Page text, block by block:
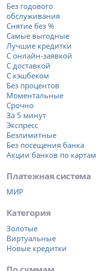
Без годового
обслуживания
Снятие без %
Самые выгодные
Лучшие кредитки
С онлайн-заявкой
С доставкой
С кэшбеком
Без процентов
Моментальные
Срочно
За 5 минут
Экспресс
Безлимитные
Без посещения банка
Акции банков по картам
Платежная система
МИР
Категория
Золотые
Виртуальные
Новые кредитки